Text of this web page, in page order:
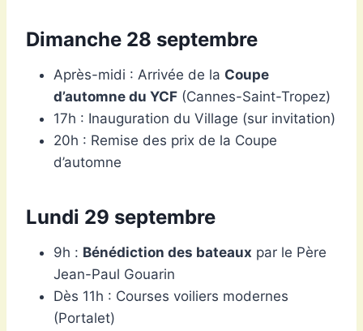
Dimanche 28 septembre
Après-midi : Arrivée de la Coupe
d’automne du YCF (Cannes-Saint-Tropez)
17h : Inauguration du Village (sur invitation)
20h : Remise des prix de la Coupe
d’automne
Lundi 29 septembre
9h : Bénédiction des bateaux par le Père
Jean-Paul Gouarin
Dès 11h : Courses voiliers modernes
(Portalet)